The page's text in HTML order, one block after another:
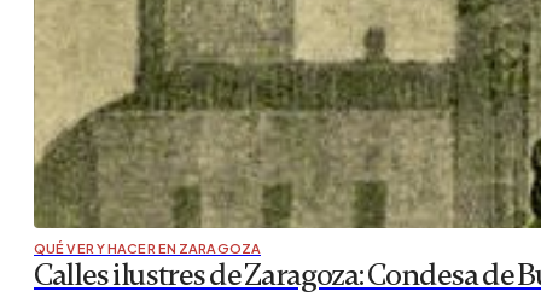
QUÉ VER Y HACER EN ZARAGOZA
Calles ilustres de Zaragoza: Condesa de